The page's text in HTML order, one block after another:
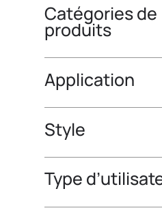
Catégories de
produits
Application
Style
Type